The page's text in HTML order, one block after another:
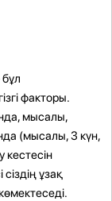
факторы.
мысалы,
(мысалы, 3 күн,
кестесін
ұзақ